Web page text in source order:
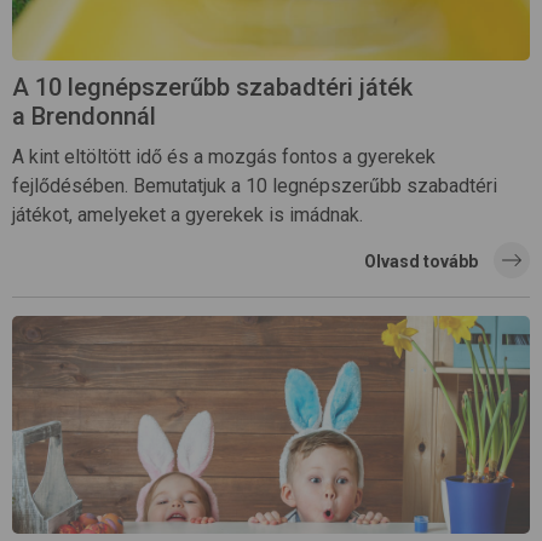
A 10 legnépszerűbb szabadtéri játék
a Brendonnál
A kint eltöltött idő és a mozgás fontos a gyerekek
fejlődésében. Bemutatjuk a 10 legnépszerűbb szabadtéri
játékot, amelyeket a gyerekek is imádnak.
Olvasd tovább